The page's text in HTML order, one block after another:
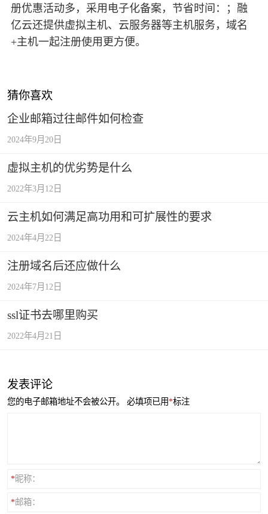
册优惠活动多，采用电子化备案，节省时间：；融
亿云还提供虚拟主机、云服务器等主机服务，域名
+主机一起注册使用更方便。
猜你喜欢
企业邮箱过往邮件如何检查
2024年9月20日
虚拟主机的优劣势是什么
2022年3月12日
云主机如何满足高功用和可扩展性的要求
2024年4月22日
注册域名后还应做什么
2024年7月12日
ssl证书去哪里购买
2022年4月21日
发表评论
您的电子邮箱地址不会被公开。 必填项已用*标注
*昵称：
*邮箱：